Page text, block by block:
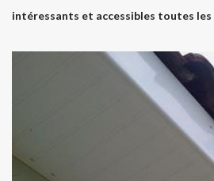
intéressants et accessibles toutes les